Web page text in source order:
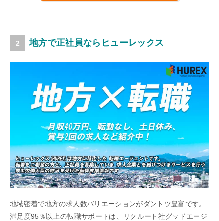
地方で正社員ならヒューレックス
地域密着で地方の求人数バリエーションがダントツ豊富です。
満足度95％以上の転職サポートは、リクルート社グッドエージ